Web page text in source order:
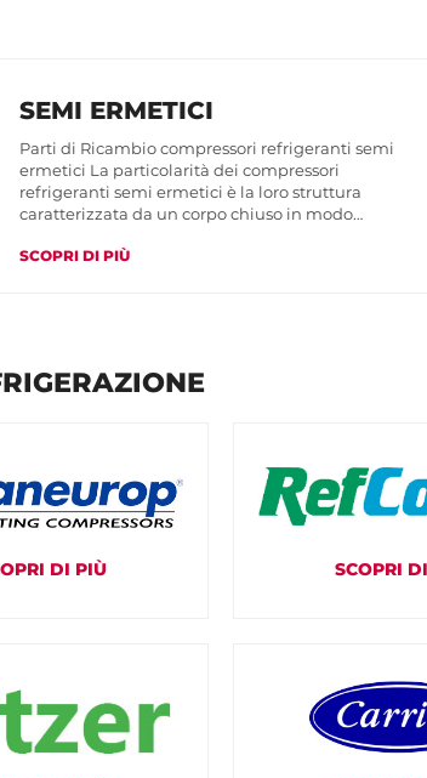
SEMI ERMETICI
Parti di Ricambio compressori refrigeranti semi
ermetici La particolarità dei compressori
refrigeranti semi ermetici è la loro struttura
caratterizzata da un corpo chiuso in modo…
SCOPRI DI PIÙ
DI PIÙ SCOPRI